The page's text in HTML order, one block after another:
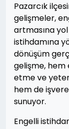
Pazarcık
gelişmeler,
artmasına yol
istihdamına
dönüşüm
gelişme, hem
etme ve
hem de
sunuyor.
Engelli